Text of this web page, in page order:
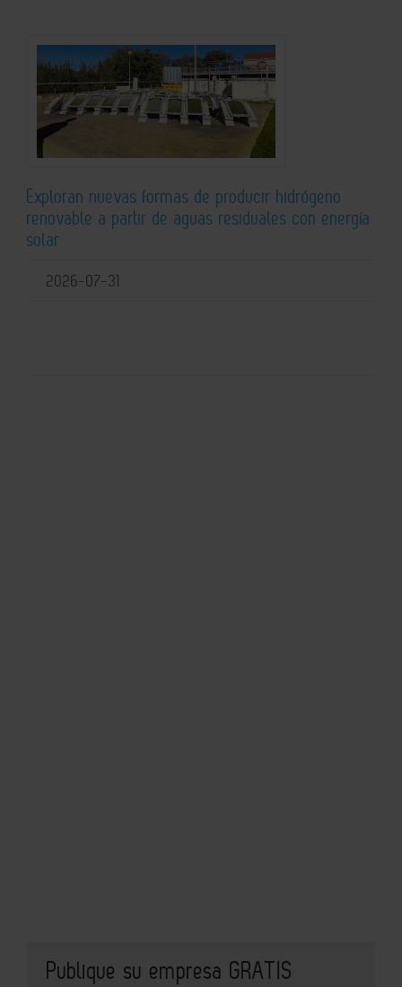
Exploran nuevas formas de producir hidrógeno
renovable a partir de aguas residuales con energía
solar
2026-07-31
Publique su empresa GRATIS